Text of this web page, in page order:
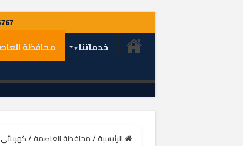
خدماتنا محافظة
الرئيسية/محافظة العاصمة/كهربائي منازل